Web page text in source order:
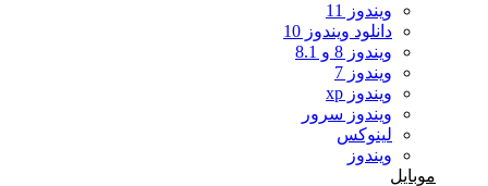
ویندوز 11
دانلود ویندوز 10
ویندوز 8 و 8.1
ویندوز 7
ویندوز xp
ویندوز سرور
لینوکس
ویندوز
موبایل